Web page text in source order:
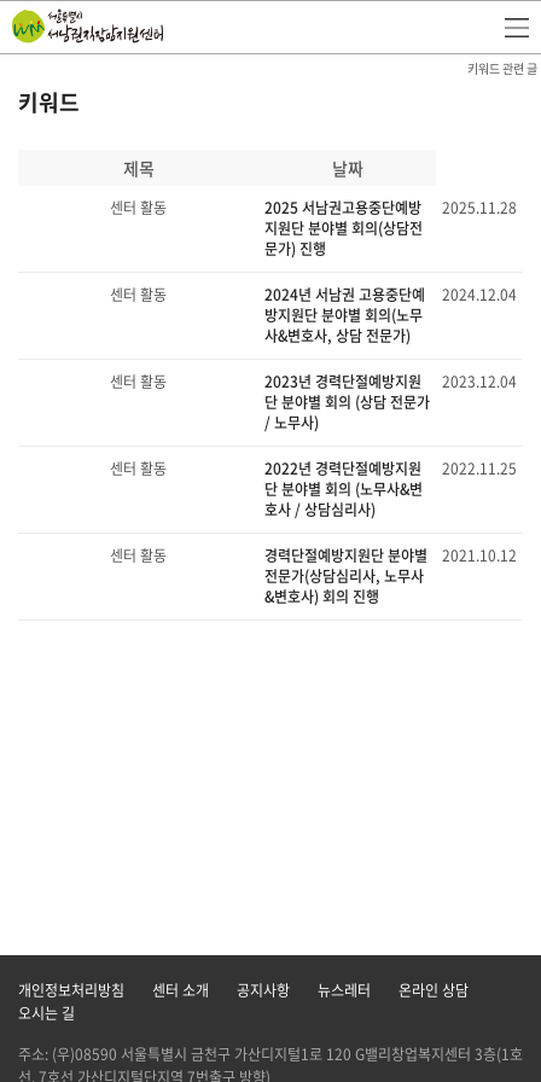
키워드
키워드 관련 글
제목 날짜
센터 활동
2025 서남권고용중단예방
지원단 분야별 회의(상담전
문가) 진행
2025.11.28
센터 활동
2024년 서남권 고용중단예
방지원단 분야별 회의(노무
사&변호사, 상담 전문가)
2024.12.04
센터 활동
2023년 경력단절예방지원
단 분야별 회의 (상담 전문가
/ 노무사)
2023.12.04
센터 활동
2022년 경력단절예방지원
단 분야별 회의 (노무사&변
호사 / 상담심리사)
2022.11.25
센터 활동
경력단절예방지원단 분야별
전문가(상담심리사, 노무사
&변호사) 회의 진행
2021.10.12
개인정보처리방침 센터 소개 공지사항 뉴스레터
온라인 상담
오시는 길
주소: (우)08590 서울특별시 금천구 가산디지털1로 120 G밸리창업복지센터 3층(1호
선, 7호선 가산디지털단지역 7번출구 방향)